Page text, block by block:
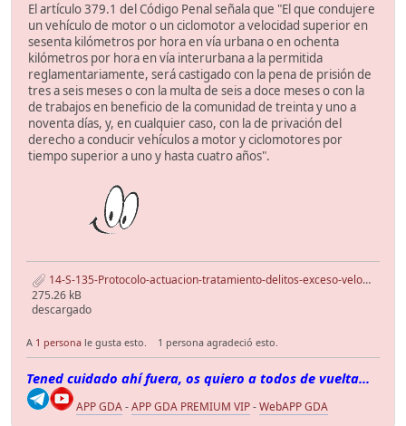
El artículo 379.1 del Código Penal señala que "El que condujere
un vehículo de motor o un ciclomotor a velocidad superior en
sesenta kilómetros por hora en vía urbana o en ochenta
kilómetros por hora en vía interurbana a la permitida
reglamentariamente, será castigado con la pena de prisión de
tres a seis meses o con la multa de seis a doce meses o con la
de trabajos en beneficio de la comunidad de treinta y uno a
noventa días, y, en cualquier caso, con la de privación del
derecho a conducir vehículos a motor y ciclomotores por
tiempo superior a uno y hasta cuatro años".
14-S-135-Protocolo-actuacion-tratamiento-delitos-exceso-velocidad-y-carreras-ilegales.pdf
275.26 kB
descargado
A 1 persona le gusta esto. 1 persona agradeció esto.
Tened cuidado ahí fuera, os quiero a todos de vuelta...
APP GDA-APP GDA PREMIUM VIP-WebAPP GDA